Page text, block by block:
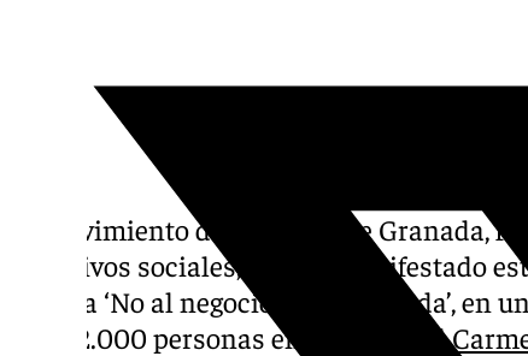
El Movimiento de Vivienda de Granada,
colectivos sociales, se han manifestado
el lema ‘No al negocio de la vivienda’,
unas 2.000 personas en la
Plaza del